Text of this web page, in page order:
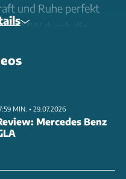
und Ruhe perfekt
BMW durch die
Oberklasse-
hat BMW jede
Wirkung hin
Hersteller, dass
minimiert werden
MIN. • 29.07.2026
Mercedes Benz